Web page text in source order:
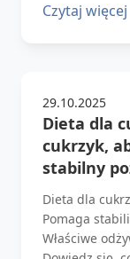
Czytaj więcej
29.10.2025
Dieta dla
cukrzyk,
stabilny
Dieta dla
Pomaga
Właściwe